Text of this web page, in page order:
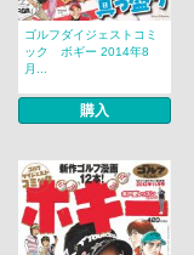
ゴルフダイジェストコミ
ック ボギー 2014年8
月...
購入